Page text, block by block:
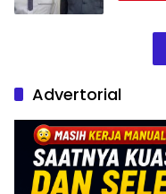
Advertorial